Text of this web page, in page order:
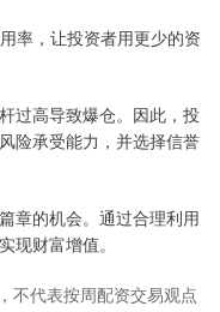
率，让投资者用更少的资
过高导致爆仓。因此，投
险承受能力，并选择信誉
章的机会。通过合理利用
现财富增值。
不代表按周配资交易观点